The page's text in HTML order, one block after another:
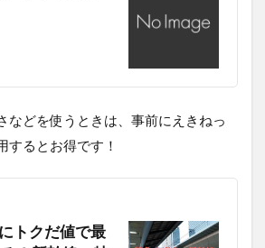
などを使うときは、事前にえきねっ
するとお得です！
トクだ値で最